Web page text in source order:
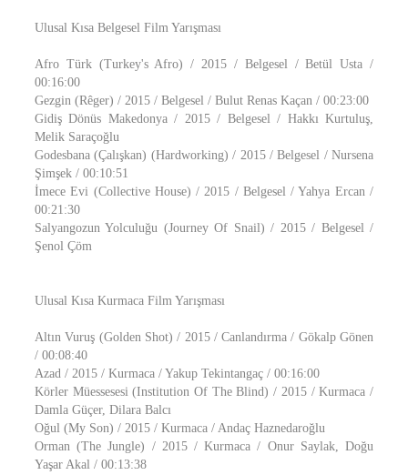
Ulusal Kısa Belgesel Film Yarışması
Afro Türk (Turkey's Afro) / 2015 / Belgesel / Betül Usta /
00:16:00
Gezgin (Rêger) / 2015 / Belgesel / Bulut Renas Kaçan / 00:23:00
Gidiş Dönüs Makedonya / 2015 / Belgesel / Hakkı Kurtuluş,
Melik Saraçoğlu
Godesbana (Çalışkan) (Hardworking) / 2015 / Belgesel / Nursena
Şimşek / 00:10:51
İmece Evi (Collective House) / 2015 / Belgesel / Yahya Ercan /
00:21:30
Salyangozun Yolculuğu (Journey Of Snail) / 2015 / Belgesel /
Şenol Çöm
Ulusal Kısa Kurmaca Film Yarışması
Altın Vuruş (Golden Shot) / 2015 / Canlandırma / Gökalp Gönen
/ 00:08:40
Azad / 2015 / Kurmaca / Yakup Tekintangaç / 00:16:00
Körler Müessesesi (Institution Of The Blind) / 2015 / Kurmaca /
Damla Güçer, Dilara Balcı
Oğul (My Son) / 2015 / Kurmaca / Andaç Haznedaroğlu
Orman (The Jungle) / 2015 / Kurmaca / Onur Saylak, Doğu
Yaşar Akal / 00:13:38